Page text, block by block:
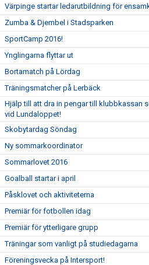
Värpinge startar ledarutbildning för
Zumba & Djembel i Stadsparken
SportCamp 2016!
Ynglingarna flyttar ut
Bortamatch på Lördag
Träningsmatcher på Lerbäck
Hjälp till att dra in pengar till klubbkassan
vid Lundaloppet!
Skobytardag Söndag
Ny sommarkoordinator
Sommarlovet 2016
Goalball startar i april
Påsklovet och aktiviteterna
Premiär för fotbollen idag
Premiär för ytterligare grupp
Träningar som vanligt på studiedagarna
Föreningsvecka på Intersport!